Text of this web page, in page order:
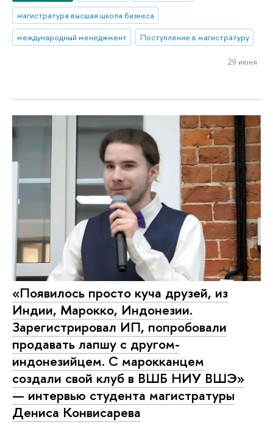
магистратура высшая школа бизнеса
международный менеджмент
Поступление в магистратуру
29 июня
«Появилось просто куча друзей, из
Индии, Марокко, Индонезии.
Зарегистрировал ИП, попробовали
продавать лапшу с другом-
индонезийцем. С марокканцем
создали свой клуб в ВШБ НИУ ВШЭ»
— интервью студента магистратуры
Дениса Конвисарева